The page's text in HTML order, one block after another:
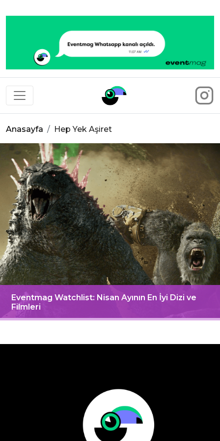
Eventmag
Anasayfa Hep Yek Aşiret
Eventmag Watchlist: Nisan Ayının En İyi Dizi ve
Filmleri